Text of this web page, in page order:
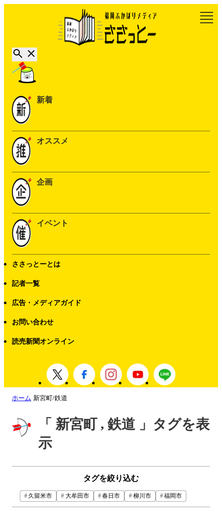
新着
オススメ
企画
イベント
ささっとーとは
記者一覧
広告・メディアガイド
お問い合わせ
読売新聞オンライン
ホーム 新宮町/鉄道
「 新宮町 , 鉄道 」タグを表
示
タグを絞り込む
久留米市 大牟田市 春日市 柳川市 福岡市